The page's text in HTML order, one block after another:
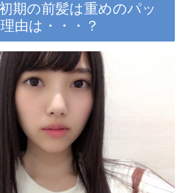
期の前髪は重めのパッ
由は・・・？